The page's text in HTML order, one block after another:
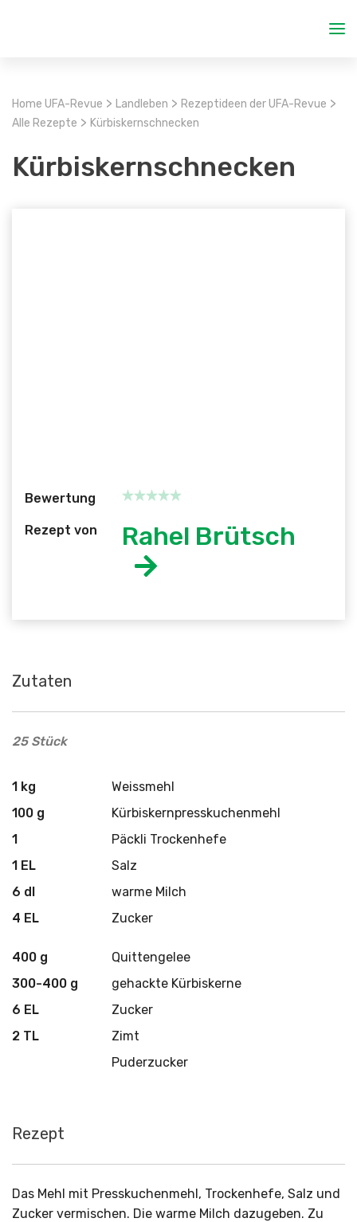
Home UFA-Revue > Landleben > Rezeptideen der UFA-Revue >
Alle Rezepte > Kürbiskernschnecken
Kürbiskernschnecken
Bewertung
Rezept von Rahel Brütsch
Zutaten
25 Stück
1 kg
Weissmehl
100 g
Kürbiskernpresskuchenmehl
1
Päckli Trockenhefe
1 EL
Salz
6 dl
warme Milch
4 EL
Zucker
400 g
Quittengelee
300-400 g
gehackte Kürbiskerne
6 EL
Zucker
2 TL
Zimt
Puderzucker
Rezept
Das Mehl mit Presskuchenmehl, Trockenhefe, Salz und
Zucker vermischen. Die warme Milch dazugeben. Zu